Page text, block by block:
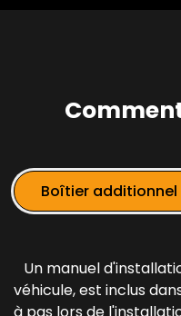
Boîtier additionnel
Un manuel
véhicule, est inclus